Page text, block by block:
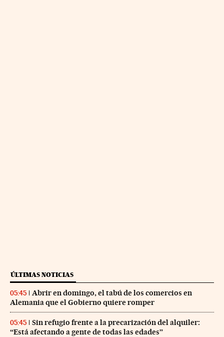
ÚLTIMAS NOTICIAS
05:45
Abrir en domingo, el tabú de los comercios en
Alemania que el Gobierno quiere romper
05:45
Sin refugio frente a la precarización del alquiler:
“Está afectando a gente de todas las edades”